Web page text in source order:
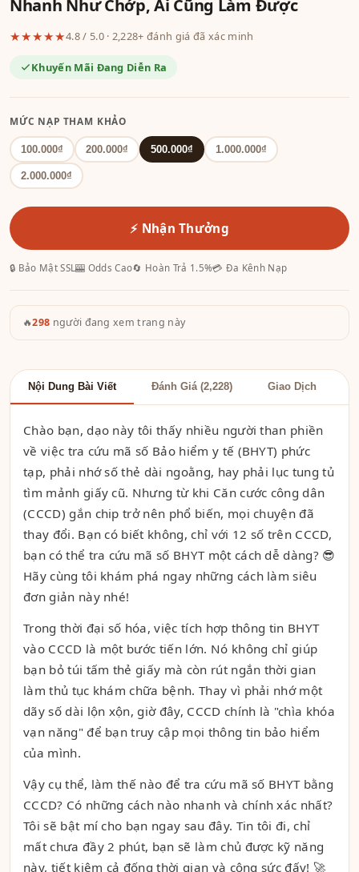
Nhanh Như Chớp, Ai Cũng Làm Được
★★★★★4.8 / 5.0 · 2,228+ đánh giá đã xác minh
Khuyến Mãi Đang Diễn Ra
MỨC NẠP THAM KHẢO
100.000₫ 200.000₫ 500.000₫ 1.000.000₫
2.000.000₫
⚡ Nhận Thưởng
🔒 Bảo Mật SSL🎰 Odds Cao🔄 Hoàn Trả 1.5%💳 Đa Kênh Nạp
🔥298 người đang xem trang này
Nội Dung Bài Viết Đánh Giá (2,228) Giao Dịch
Chào bạn, dạo này tôi thấy nhiều người than phiền
về việc tra cứu mã số Bảo hiểm y tế (BHYT) phức
tạp, phải nhớ số thẻ dài ngoằng, hay phải lục tung tủ
tìm mảnh giấy cũ. Nhưng từ khi Căn cước công dân
(CCCD) gắn chip trở nên phổ biến, mọi chuyện đã
thay đổi. Bạn có biết không, chỉ với 12 số trên CCCD,
bạn có thể tra cứu mã số BHYT một cách dễ dàng? 😎
Hãy cùng tôi khám phá ngay những cách làm siêu
đơn giản này nhé!
Trong thời đại số hóa, việc tích hợp thông tin BHYT
vào CCCD là một bước tiến lớn. Nó không chỉ giúp
bạn bỏ túi tấm thẻ giấy mà còn rút ngắn thời gian
làm thủ tục khám chữa bệnh. Thay vì phải nhớ một
dãy số dài lộn xộn, giờ đây, CCCD chính là "chìa khóa
vạn năng" để bạn truy cập mọi thông tin bảo hiểm
của mình.
Vậy cụ thể, làm thế nào để tra cứu mã số BHYT bằng
CCCD? Có những cách nào nhanh và chính xác nhất?
Tôi sẽ bật mí cho bạn ngay sau đây. Tin tôi đi, chỉ
mất chưa đầy 2 phút, bạn sẽ làm chủ được kỹ năng
này, tiết kiệm cả đống thời gian và công sức đấy! 🚀